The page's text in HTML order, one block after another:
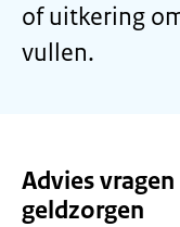
of uitkering
vullen.
Advies
geldzorgen